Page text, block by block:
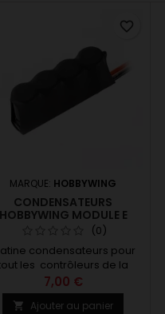
MARQUE: HOBBYWING
CONDENSATEURS
HOBBYWING MODULE E
(0)
condensateurs pour
les contrôleurs de la
gamme HOBBYWING
HW30840000
7,00 €
 Ajouter au panier
favorite_border